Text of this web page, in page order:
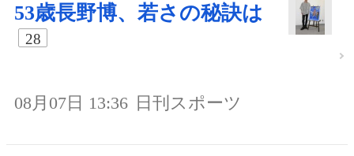
53歳長野博、若さの秘訣は
28
08月07日 13:36 日刊スポーツ